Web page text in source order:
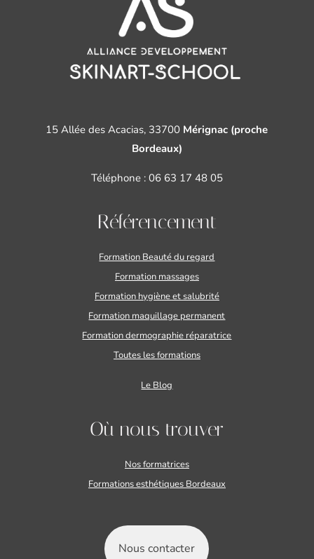
15 Allée des Acacias, 33700 Mérignac (proche
Bordeaux)
Téléphone :06 63 17 48 05
Référencement
Formation Beauté du regard
Formation massages
Formation hygiène et salubrité
Formation maquillage permanent
Formation dermographie réparatrice
Toutes les formations
Le Blog
Où nous trouver
Nos formatrices
Formations esthétiques Bordeaux
Nous contacter